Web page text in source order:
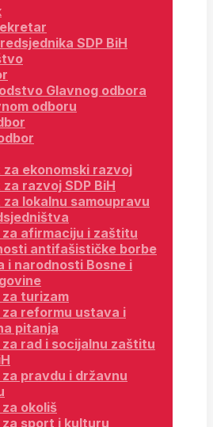
SDP BiH
Glavnog odbora
odboru
ekonomski razvoj
razvoj SDP BiH
lokalnu samoupravu
za afirmaciju i zaštitu
antifašističke borbe
i narodnosti Bosne i
za turizam
za reformu ustava i
pitanja
za rad i socijalnu zaštitu
za pravdu i državnu
okoliš
za sport i kulturu